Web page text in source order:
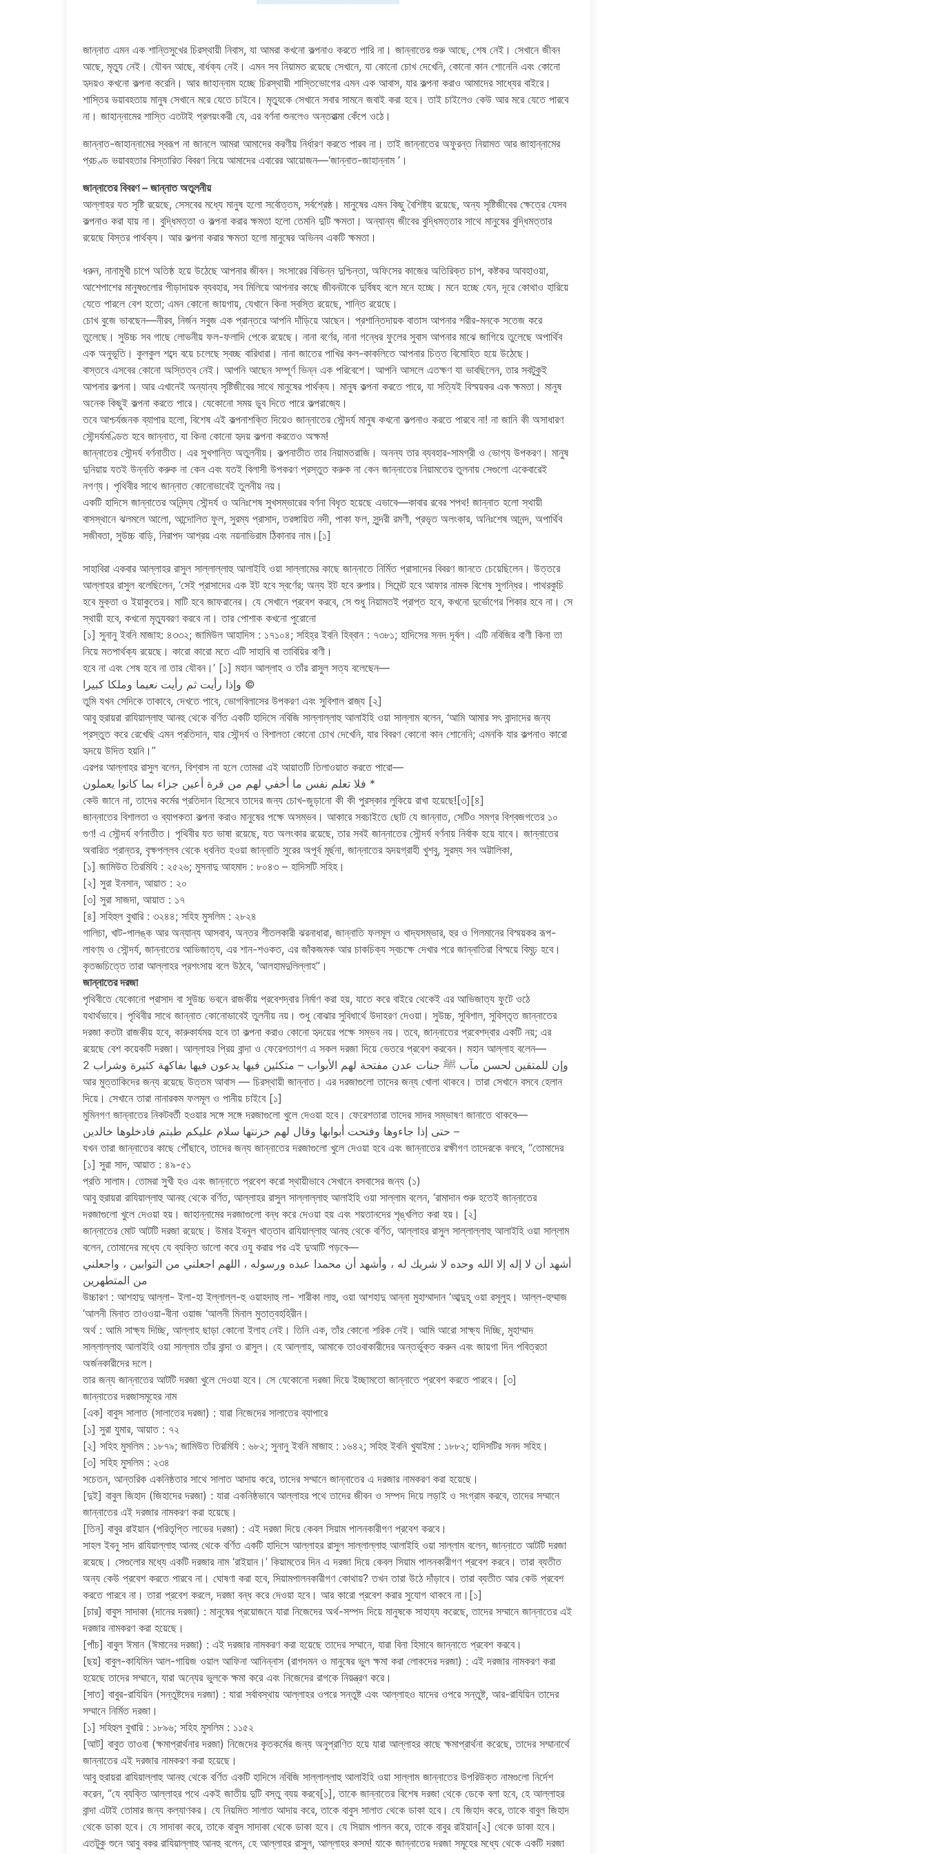
জান্নাত এমন এক শান্তিসুখের চিরস্থায়ী নিবাস, যা আমরা কখনো কল্পনাও করতে পারি না। জান্নাতের শুরু আছে, শেষ নেই। সেখানে জীবন
আছে, মৃত্যু নেই। যৌবন আছে, বার্ধক্য নেই। এমন সব নিয়ামত রয়েছে সেখানে, যা কোনো চোখ দেখেনি, কোনো কান শোনেনি এবং কোনো
হৃদয়ও কখনো কল্পনা করেনি। আর জাহান্নাম হচ্ছে চিরস্থায়ী শাস্তিভোগের এমন এক আবাস, যার কল্পনা করাও আমাদের সাধ্যের বাইরে।
শাস্তির ভয়াবহতায় মানুষ সেখানে মরে যেতে চাইবে। মৃত্যুকে সেখানে সবার সামনে জবাই করা হবে। তাই চাইলেও কেউ আর মরে যেতে পারবে
না। জাহান্নামের শাস্তি এতটাই প্রলয়ংকরী যে, এর বর্ণনা শুনলেও অন্তরাত্মা কেঁপে ওঠে।
জান্নাত-জাহান্নামের স্বরূপ না জানলে আমরা আমাদের করণীয় নির্ধারণ করতে পারব না। তাই জান্নাতের অফুরন্ত নিয়ামত আর জাহান্নামের
প্রচণ্ড ভয়াবহতার বিস্তারিত বিবরণ নিয়ে আমাদের এবারের আয়োজন—‘জান্নাত-জাহান্নাম ’।
জান্নাতের বিবরণ – জান্নাত অতুলনীয়
আল্লাহর যত সৃষ্টি রয়েছে, সেসবের মধ্যে মানুষ হলো সর্বোত্তম, সর্বশ্রেষ্ঠ। মানুষের এমন কিছু বৈশিষ্ট্য রয়েছে, অন্য সৃষ্টিজীবের ক্ষেত্রে যেসব
কল্পনাও করা যায় না। বুদ্ধিমত্তা ও কল্পনা করার ক্ষমতা হলো তেমনি দুটি ক্ষমতা। অন্যান্য জীবের বুদ্ধিমত্তার সাথে মানুষের বুদ্ধিমত্তার
রয়েছে বিস্তর পার্থক্য। আর কল্পনা করার ক্ষমতা হলো মানুষের অভিনব একটি ক্ষমতা।
ধরুন, নানামুখী চাপে অতিষ্ঠ হয়ে উঠেছে আপনার জীবন। সংসারের বিভিন্ন দুশ্চিন্তা, অফিসের কাজের অতিরিক্ত চাপ, কষ্টকর আবহাওয়া,
আশেপাশের মানুষগুলোর পীড়াদায়ক ব্যবহার, সব মিলিয়ে আপনার কাছে জীবনটাকে দুর্বিষহ বলে মনে হচ্ছে। মনে হচ্ছে যেন, দূরে কোথাও হারিয়ে
যেতে পারলে বেশ হতো; এমন কোনো জায়গায়, যেখানে কিনা স্বস্তি রয়েছে, শান্তি রয়েছে।
চোখ বুজে ভাবছেন—নীরব, নির্জন সবুজ এক প্রান্তরে আপনি দাঁড়িয়ে আছেন। প্রশান্তিদায়ক বাতাস আপনার শরীর-মনকে সতেজ করে
তুলেছে। সুউচ্চ সব গাছে লোভনীয় ফল-ফলাদি পেকে রয়েছে। নানা বর্ণের, নানা গন্ধের ফুলের সুবাস আপনার মাঝে জাগিয়ে তুলেছে অপার্থিব
এক অনুভূতি। কুলকুল শব্দে বয়ে চলেছে স্বচ্ছ বারিধারা। নানা জাতের পাখির কল-কাকলিতে আপনার চিত্ত বিমোহিত হয়ে উঠেছে।
বাস্তবে এসবের কোনো অস্তিত্ব নেই। আপনি আছেন সম্পূর্ণ ভিন্ন এক পরিবেশে। আপনি আসলে এতক্ষণ যা ভাবছিলেন, তার সবটুকুই
আপনার কল্পনা। আর এখানেই অন্যান্য সৃষ্টিজীবের সাথে মানুষের পার্থক্য। মানুষ কল্পনা করতে পারে, যা সত্যিই বিস্ময়কর এক ক্ষমতা। মানুষ
অনেক কিছুই কল্পনা করতে পারে। যেকোনো সময় ডুব দিতে পারে কল্পরাজ্যে।
তবে আশ্চর্যজনক ব্যাপার হলো, বিশেষ এই কল্পনাশক্তি দিয়েও জান্নাতের সৌন্দর্য মানুষ কখনো কল্পনাও করতে পারবে না! না জানি কী অসাধারণ
সৌন্দর্যমণ্ডিত হবে জান্নাত, যা কিনা কোনো হৃদয় কল্পনা করতেও অক্ষম!
জান্নাতের সৌন্দর্য বর্ণনাতীত। এর সুখশান্তি অতুলনীয়। কল্পনাতীত তার নিয়ামতরাজি। অনন্য তার ব্যবহার-সামগ্রী ও ভোগ্য উপকরণ। মানুষ
দুনিয়ায় যতই উন্নতি করুক না কেন এবং যতই বিলাসী উপকরণ প্রস্তুত করুক না কেন জান্নাতের নিয়ামতের তুলনায় সেগুলো একেবারেই
নগণ্য। পৃথিবীর সাথে জান্নাত কোনোভাবেই তুলনীয় নয়।
একটি হাদিসে জান্নাতের অনিন্দ্য সৌন্দর্য ও অনিঃশেষ সুখসম্ভারের বর্ণনা বিধৃত হয়েছে এভাবে—কাবার রবের শপথ! জান্নাত হলো স্থায়ী
বাসস্থানে ঝলমলে আলো, আন্দোলিত ফুল, সুরম্য প্রাসাদ, তরঙ্গায়িত নদী, পাকা ফল, সুন্দরী রমণী, প্রভৃত অলংকার, অনিঃশেষ আনন্দ, অপার্থিব
সজীবতা, সুউচ্চ বাড়ি, নিরাপদ আশ্রয় এবং নয়নাভিরাম ঠিকানার নাম।[১]
সাহাবিরা একবার আল্লাহর রাসুল সাল্লাল্লাহু আলাইহি ওয়া সাল্লামের কাছে জান্নাতে নির্মিত প্রাসাদের বিবরণ জানতে চেয়েছিলেন। উত্তরে
আল্লাহর রাসুল বলেছিলেন, ‘সেই প্রাসাদের এক ইট হবে স্বর্ণের; অন্য ইট হবে রুপার। সিমেন্ট হবে আফার নামক বিশেষ সুগন্ধির। পাথরকুচি
হবে মুক্তা ও ইয়াকুতের। মাটি হবে জাফরানের। যে সেখানে প্রবেশ করবে, সে শুধু নিয়ামতই প্রাপ্ত হবে, কখনো দুর্ভোগের শিকার হবে না। সে
স্থায়ী হবে, কখনো মৃত্যুবরণ করবে না। তার পোশাক কখনো পুরোনো
[১] সুনানু ইবনি মাজাহ: ৪৩৩২; জামিউল আহাদিস : ১৭১০৪; সহিহ্র ইবনি হিব্বান : ৭৩৮১; হাদিসের সনদ দূর্বল। এটি নবিজির বাণী কিনা তা
নিয়ে মতপার্থক্য রয়েছে। কারো কারো মতে এটি সাহাবি বা তাবিয়ির বাণী।
হবে না এবং শেষ হবে না তার যৌবন।’ [১] মহান আল্লাহ ও তাঁর রাসুল সত্য বলেছেন—
وإذا رأيت ثم رأيت نعيما وملكا كبيرا ©
তুমি যখন সেদিকে তাকাবে, দেখতে পাবে, ভোগবিলাসের উপকরণ এবং সুবিশাল রাজ্য [২]
আবু হুরায়রা রাযিয়াল্লাহু আনহু থেকে বর্ণিত একটি হাদিসে নবিজি সাল্লাল্লাহু আলাইহি ওয়া সাল্লাম বলেন, ‘আমি আমার সৎ বান্দাদের জন্য
প্রস্তুত করে রেখেছি এমন প্রতিদান, যার সৌন্দর্য ও বিশালতা কোনো চোখ দেখেনি, যার বিবরণ কোনো কান শোনেনি; এমনকি যার কল্পনাও কারো
হৃদয়ে উদিত হয়নি।”
এরপর আল্লাহর রাসুল বলেন, বিশ্বাস না হলে তোমরা এই আয়াতটি তিলাওয়াত করতে পারো—
فلا تعلم نفس ما أخفي لهم من قرة أعين جزاء بما كانوا يعملون *
কেউ জানে না, তাদের কর্মের প্রতিদান হিসেবে তাদের জন্য চোখ-জুড়ানো কী কী পুরস্কার লুকিয়ে রাখা হয়েছে![৩][৪]
জান্নাতের বিশালতা ও ব্যাপকতা কল্পনা করাও মানুষের পক্ষে অসম্ভব। আকারে সবচাইতে ছোট যে জান্নাত, সেটিও সমগ্র বিশ্বজগতের ১০
গুণ! এ সৌন্দর্য বর্ণনাতীত। পৃথিবীর যত ভাষা রয়েছে, যত অলংকার রয়েছে, তার সবই জান্নাতের সৌন্দর্য বর্ণনায় নির্বাক হয়ে যাবে। জান্নাতের
অবারিত প্রান্তর, বৃক্ষপল্লব থেকে ধ্বনিত হওয়া জান্নাতি সুরের অপূর্ব মূর্ছনা, জান্নাতের হৃদয়গ্রাহী খুশবু, সুরম্য সব অট্টালিকা,
[১] জামিউত তিরমিযি : ২৫২৬; মুসনাদু আহমাদ : ৮০৪৩ – হাদিসটি সহিহ।
[২] সুরা ইনসান, আয়াত : ২০
[৩] সুরা সাজদা, আয়াত : ১৭
[৪] সহিহুল বুখারি : ৩২৪৪; সহিহ মুসলিম : ২৮২৪
গালিচা, খাট-পালঙ্ক আর অন্যান্য আসবাব, অন্তর শীতলকারী ঝরনাধারা, জান্নাতি ফলমূল ও খাদ্যসম্ভার, হুর ও গিলমানের বিস্ময়কর রূপ-
লাবণ্য ও সৌন্দর্য, জান্নাতের আভিজাত্য, এর শান-শওকত, এর জাঁকজমক আর চাকচিক্য স্বচক্ষে দেখার পরে জান্নাতিরা বিস্ময়ে বিমূঢ় হবে।
কৃতজ্ঞচিত্তে তারা আল্লাহর প্রশংসায় বলে উঠবে, ‘আলহামদুলিল্লাহ”।
জান্নাতের দরজা
পৃথিবীতে যেকোনো প্রাসাদ বা সুউচ্চ ভবনে রাজকীয় প্রবেশদ্বার নির্মাণ করা হয়, যাতে করে বাইরে থেকেই এর আভিজাত্য ফুটে ওঠে
যথার্থভাবে। পৃথিবীর সাথে জান্নাত কোনোভাবেই তুলনীয় নয়। শুধু বোঝার সুবিধার্থে উদাহরণ দেওয়া। সুউচ্চ, সুবিশাল, সুবিস্তৃত জান্নাতের
দরজা কতটা রাজকীয় হবে, কারুকার্যময় হবে তা কল্পনা করাও কোনো হৃদয়ের পক্ষে সম্ভব নয়। তবে, জান্নাতের প্রবেশদ্বার একটি নয়; এর
রয়েছে বেশ কয়েকটি দরজা। আল্লাহর প্রিয় বান্দা ও ফেরেশতাগণ এ সকল দরজা দিয়ে ভেতরে প্রবেশ করবেন। মহান আল্লাহ বলেন—
وإن للمتقين لحسن مآب ﷺ جنات عدن مفتحة لهم الأبواب – متكئين فيها يدعون فيها بفاكهة كثيرة وشراب 2
আর মুত্তাকিদের জন্য রয়েছে উত্তম আবাস — চিরস্থায়ী জান্নাত। এর দরজাগুলো তাদের জন্য খোলা থাকবে। তারা সেখানে বসবে হেলান
দিয়ে। সেখানে তারা নানারকম ফলমূল ও পানীয় চাইবে [১]
মুমিনগণ জান্নাতের নিকটবর্তী হওয়ার সঙ্গে সঙ্গে দরজাগুলো খুলে দেওয়া হবে। ফেরেশতারা তাদের সাদর সম্ভাষণ জানাতে থাকবে—
حتى إذا جاءوها وفتحت أبوابها وقال لهم خزنتها سلام عليكم طبتم فادخلوها خالدين –
যখন তারা জান্নাতের কাছে পৌঁছাবে, তাদের জন্য জান্নাতের দরজাগুলো খুলে দেওয়া হবে এবং জান্নাতের রক্ষীগণ তাদেরকে বলবে, “তোমাদের
[১] সুরা সাদ, আয়াত : ৪৯-৫১
প্রতি সালাম। তোমরা সুখী হও এবং জান্নাতে প্রবেশ করো স্থায়ীভাবে সেখানে বসবাসের জন্য (১)
আবু হুরায়রা রাযিয়াল্লাহু আনহু থেকে বর্ণিত, আল্লাহর রাসুল সাল্লাল্লাহু আলাইহি ওয়া সাল্লাম বলেন, ‘রামাদান শুরু হতেই জান্নাতের
দরজাগুলো খুলে দেওয়া হয়। জাহান্নামের দরজাগুলো বন্ধ করে দেওয়া হয় এবং শয়তানদের শৃঙ্খলিত করা হয়। [২]
জান্নাতের মোট আটটি দরজা রয়েছে। উমার ইবনুল খাত্তাব রাযিয়াল্লাহু আনহু থেকে বর্ণিত, আল্লাহর রাসুল সাল্লাল্লাহু আলাইহি ওয়া সাল্লাম
বলেন, তোমাদের মধ্যে যে ব্যক্তি ভালো করে ওযু করার পর এই দুআটি পড়বে—
أشهد أن لا إله إلا الله وحده لا شريك له ، وأشهد أن محمدا عبده ورسوله ، اللهم اجعلني من التوابين ، واجعلني
من المتطهرين
উচ্চারণ : আশহাদু আল্লা- ইলা-হা ইল্লাল্ল-হু ওয়াহদাহু লা- শারীকা লাহু, ওয়া আশহাদু আন্না মুহাম্মাদান ‘আব্দুহূ ওয়া রসূলুহ। আল্ল-হুম্মাজ
‘আলনী মিনাত তাওওয়া-বীনা ওয়াজ ‘আলনী মিনাল মুতাত্বহহিরীন।
অর্থ : আমি সাক্ষ্য দিচ্ছি, আল্লাহ ছাড়া কোনো ইলাহ নেই। তিনি এক, তাঁর কোনো শরিক নেই। আমি আরো সাক্ষ্য দিচ্ছি, মুহাম্মাদ
সাল্লাল্লাহু আলাইহি ওয়া সাল্লাম তাঁর বান্দা ও রাসুল। হে আল্লাহ, আমাকে তাওবাকারীদের অন্তর্ভুক্ত করুন এবং জায়গা দিন পবিত্রতা
অর্জনকারীদের দলে।
তার জন্য জান্নাতের আটটি দরজা খুলে দেওয়া হবে। সে যেকোনো দরজা দিয়ে ইচ্ছামতো জান্নাতে প্রবেশ করতে পারবে। [৩]
জান্নাতের দরজাসমূহের নাম
[এক] বাবুস সালাত (সালাতের দরজা) : যারা নিজেদের সালাতের ব্যাপারে
[১] সুরা যুমার, আয়াত : ৭২
[২] সহিহ মুসলিম : ১৮৭৯; জামিউত তিরমিযি : ৬৮২; সুনানু ইবনি মাজাহ : ১৬৪২; সহিহু ইবনি খুযাইমা : ১৮৮২; হাদিসটির সনদ সহিহ।
[৩] সহিহ মুসলিম : ২৩৪
সচেতন, আন্তরিক একনিষ্ঠতার সাথে সালাত আদায় করে, তাদের সম্মানে জান্নাতের এ দরজার নামকরণ করা হয়েছে।
[দুই] বাবুল জিহাদ (জিহাদের দরজা) : যারা একনিষ্ঠভাবে আল্লাহর পথে তাদের জীবন ও সম্পদ দিয়ে লড়াই ও সংগ্রাম করবে, তাদের সম্মানে
জান্নাতের এই দরজার নামকরণ করা হয়েছে।
[তিন] বাবুর রাইয়ান (পরিতৃপ্তি লাভের দরজা) : এই দরজা দিয়ে কেবল সিয়াম পালনকারীগণ প্রবেশ করবে।
সাহল ইবনু সাদ রাযিয়াল্লাহু আনহু থেকে বর্ণিত একটি হাদিসে আল্লাহর রাসুল সাল্লাল্লাহু আলাইহি ওয়া সাল্লাম বলেন, জান্নাতে আটটি দরজা
রয়েছে। সেগুলোর মধ্যে একটি দরজার নাম ‘রাইয়ান।’ কিয়ামতের দিন এ দরজা দিয়ে কেবল সিয়াম পালনকারীগণ প্রবেশ করবে। তারা ব্যতীত
অন্য কেউ প্রবেশ করতে পারবে না। ঘোষণা করা হবে, সিয়ামপালনকারীগণ কোথায়? তখন তারা উঠে দাঁড়াবে। তারা ব্যতীত আর কেউ প্রবেশ
করতে পারবে না। তারা প্রবেশ করলে, দরজা বন্ধ করে দেওয়া হবে। আর কারো প্রবেশ করার সুযোগ থাকবে না।[১]
[চার] বাবুস সাদাকা (দানের দরজা) : মানুষের প্রয়োজনে যারা নিজেদের অর্থ-সম্পদ দিয়ে মানুষকে সাহায্য করেছে, তাদের সম্মানে জান্নাতের এই
দরজার নামকরণ করা হয়েছে।
[পাঁচ] বাবুল ঈমান (ঈমানের দরজা) : এই দরজার নামকরণ করা হয়েছে তাদের সম্মানে, যারা বিনা হিসাবে জান্নাতে প্রবেশ করবে।
[ছয়] বাবুল-কাযিমিন আল-গায়িজ ওয়াল আফিনা আনিন্নাস (রাগদমন ও মানুষের ভুল ক্ষমা করা লোকদের দরজা) : এই দরজার নামকরণ করা
হয়েছে তাদের সম্মানে, যারা অন্যের ভুলকে ক্ষমা করে এবং নিজেদের রাগকে নিয়ন্ত্রণ করে।
[সাত] বাবুর-রাযিয়িন (সন্তুষ্টদের দরজা) : যারা সর্বাবস্থায় আল্লাহর ওপরে সন্তুষ্ট এবং আল্লাহও যাদের ওপরে সন্তুষ্ট, আর-রাযিয়িন তাদের
সম্মানে নির্মিত দরজা।
[১] সহিহুল বুখারি : ১৮৯৬; সহিহ মুসলিম : ১১৫২
[আট] বাবুত তাওবা (ক্ষমাপ্রার্থনার দরজা) নিজেদের কৃতকর্মের জন্য অনুপ্রাণিত হয়ে যারা আল্লাহর কাছে ক্ষমাপ্রার্থনা করেছে, তাদের সম্মানার্থে
জান্নাতের এই দরজার নামকরণ করা হয়েছে।
আবু হুরায়রা রাযিয়াল্লাহু আনহু থেকে বর্ণিত একটি হাদিসে নবিজি সাল্লাল্লাহু আলাইহি ওয়া সাল্লাম জান্নাতের উপরিউক্ত নামগুলো নির্দেশ
করেন, “যে ব্যক্তি আল্লাহর পথে একই জাতীয় দুটি বস্তু ব্যয় করবে[১], তাকে জান্নাতের বিশেষ দরজা থেকে ডেকে বলা হবে, হে আল্লাহর
বান্দা এটাই তোমার জন্য কল্যাণকর। যে নিয়মিত সালাত আদায় করে, তাকে বাবুস সালাত থেকে ডাকা হবে। যে জিহাদ করে, তাকে বাবুল জিহাদ
থেকে ডাকা হবে। যে সাদাকা করে, তাকে বাবুস সাদাকা থেকে ডাকা হবে। যে সিয়াম পালন করে, তাকে বাবুর রাইয়ান[২] থেকে ডাকা হবে।
এতটুকু শুনে আবু বকর রাযিয়াল্লাহু আনহু বলেন, হে আল্লাহর রাসুল, আল্লাহর কসম! যাকে জান্নাতের দরজা সমূহের মধ্যে থেকে একটি দরজা